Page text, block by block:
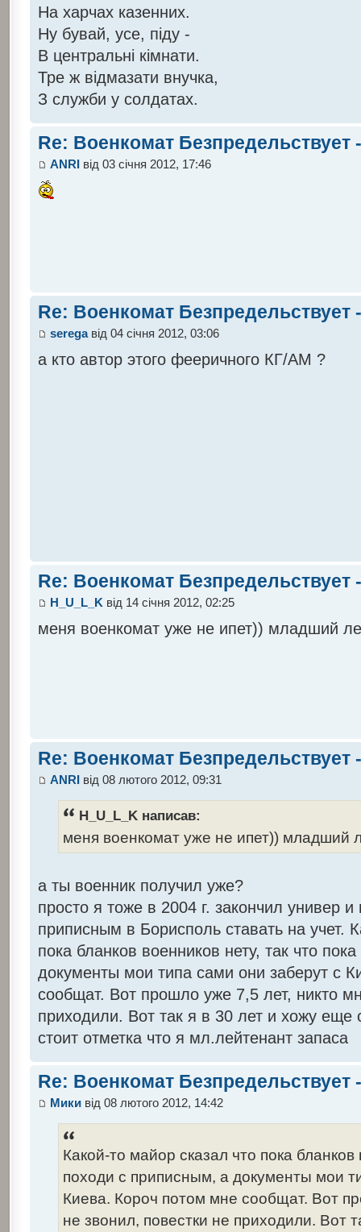
На харчах казенних.
Ну бувай, усе, піду -
В центральні кімнати.
Тре ж відмазати внучка,
З служби у солдатах.
Re: Военкомат Безпредельствует
ANRIвід 03 січня 2012, 17:46
Re: Военкомат Безпредельствует
seregaвід 04 січня 2012, 03:06
а кто автор этого фееричного КГ/АМ ?
Re: Военкомат Безпредельствует
H_U_L_K від 14 січня 2012, 02:25
меня военкомат уже не ипет)) младший
Re: Военкомат Безпредельствует
ANRIвід 08 лютого 2012, 09:31
H_U_L_K написав:
меня военкомат уже не ипет)) младший
а ты военник получил уже?
просто я тоже в 2004 г. закончил универ
приписным в Борисполь ставать на учет.
пока бланков военников нету, так что
документы мои типа сами они заберут с
сообщат. Вот прошло уже 7,5 лет, никто
приходили. Вот так я в 30 лет и хожу
стоит отметка что я мл.лейтенант запаса
Re: Военкомат Безпредельствует
Микивід 08 лютого 2012, 14:42
Какой-то майор сказал что пока бланков
походи с приписным, а документы мои
Киева. Короч потом мне сообщат. Вот
не звонил, повестки не приходили. Вот